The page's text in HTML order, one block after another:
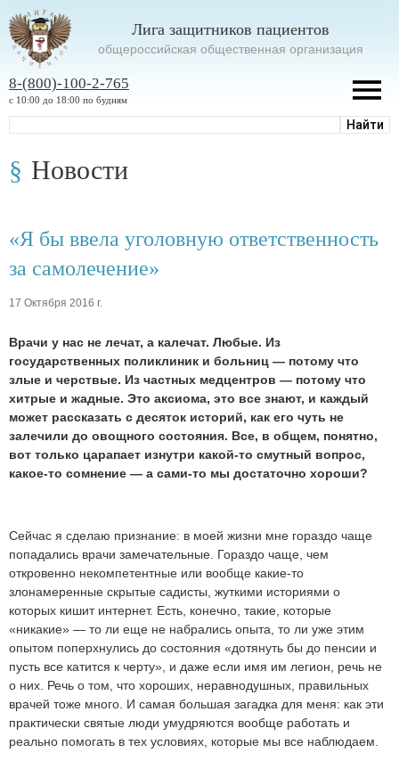
Лига защитников пациентов
oбщероссийская общественная организация
8-(800)-100-2-765
с 10:00 до 18:00 по будням
Новости
«Я бы ввела уголовную ответственность
за самолечение»
17 Октября 2016 г.
Врачи у нас не лечат, а калечат. Любые. Из
государственных поликлиник и больниц — потому что
злые и черствые. Из частных медцентров — потому что
хитрые и жадные. Это аксиома, это все знают, и каждый
может рассказать с десяток историй, как его чуть не
залечили до овощного состояния. Все, в общем, понятно,
вот только царапает изнутри какой-то смутный вопрос,
какое-то сомнение — а сами-то мы достаточно хороши?
Сейчас я сделаю признание: в моей жизни мне гораздо чаще
попадались врачи замечательные. Гораздо чаще, чем
откровенно некомпетентные или вообще какие-то
злонамеренные скрытые садисты, жуткими историями о
которых кишит интернет. Есть, конечно, такие, которые
«никакие» — то ли еще не набрались опыта, то ли уже этим
опытом поперхнулись до состояния «дотянуть бы до пенсии и
пусть все катится к черту», и даже если имя им легион, речь не
о них. Речь о том, что хороших, неравнодушных, правильных
врачей тоже много. И самая большая загадка для меня: как эти
практически святые люди умудряются вообще работать и
реально помогать в тех условиях, которые мы все наблюдаем.